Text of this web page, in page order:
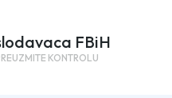
FBiH
KONTROLU